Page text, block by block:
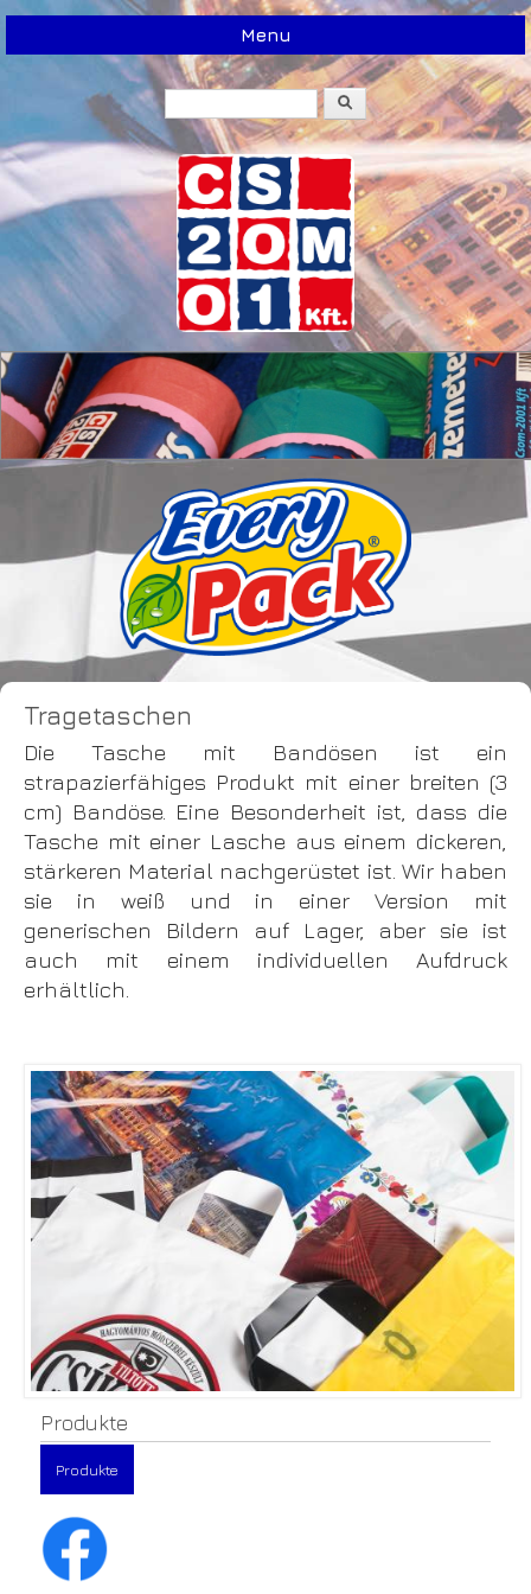
Menu
Search form Search
Tragetaschen
Die Tasche mit Bandösen ist ein
strapazierfähiges Produkt mit einer breiten (3
cm) Bandöse. Eine Besonderheit ist, dass die
Tasche mit einer Lasche aus einem dickeren,
stärkeren Material nachgerüstet ist. Wir haben
sie in weiß und in einer Version mit
generischen Bildern auf Lager, aber sie ist
auch mit einem individuellen Aufdruck
erhältlich.
Produkte
Produkte